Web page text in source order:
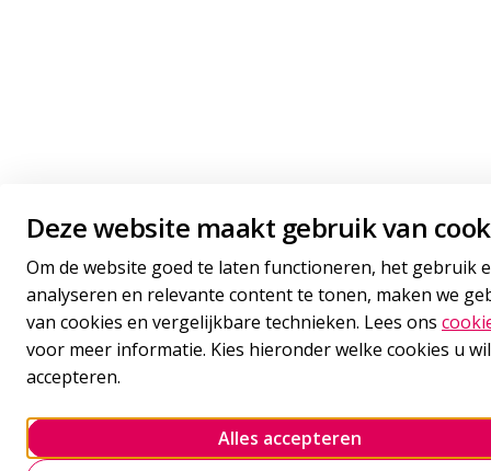
Deze website maakt gebruik van
Om de website goed te laten functioneren, het gebruik
analyseren en relevante content te tonen, maken we
van cookies en vergelijkbare technieken. Lees ons
voor meer informatie. Kies hieronder welke cookies u
accepteren.
Alles accepteren